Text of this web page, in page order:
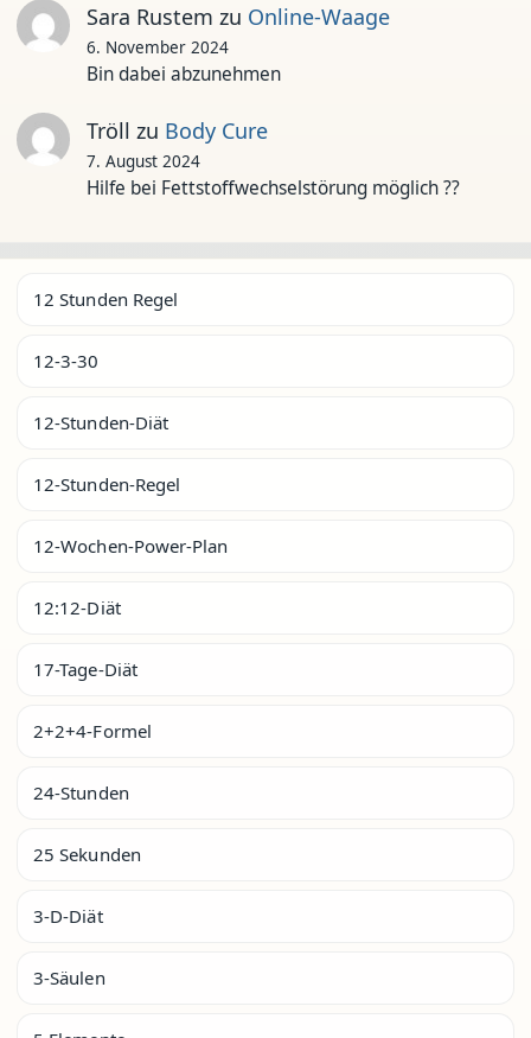
Sara Rustem zu Online-Waage
6. November 2024
Bin dabei abzunehmen
Tröll zu Body Cure
7. August 2024
Hilfe bei Fettstoffwechselstörung möglich ??
12 Stunden Regel
12-3-30
12-Stunden-Diät
12-Stunden-Regel
12-Wochen-Power-Plan
12:12-Diät
17-Tage-Diät
2+2+4-Formel
24-Stunden
25 Sekunden
3-D-Diät
3-Säulen